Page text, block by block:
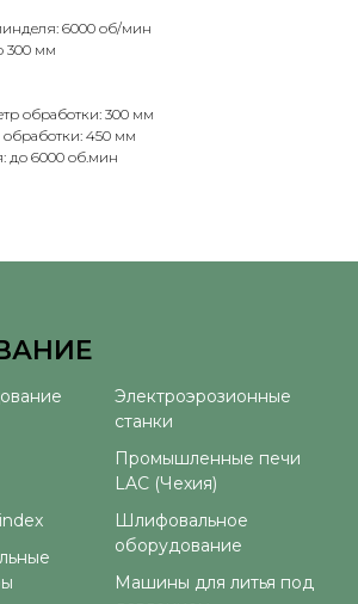
6000 об/мин
300 мм
обработки: 300 мм
450 мм
6000 об.мин
Электроэрозионные
станки
Промышленные печи
LAC (Чехия)
Шлифовальное
оборудование
Машины для литья под